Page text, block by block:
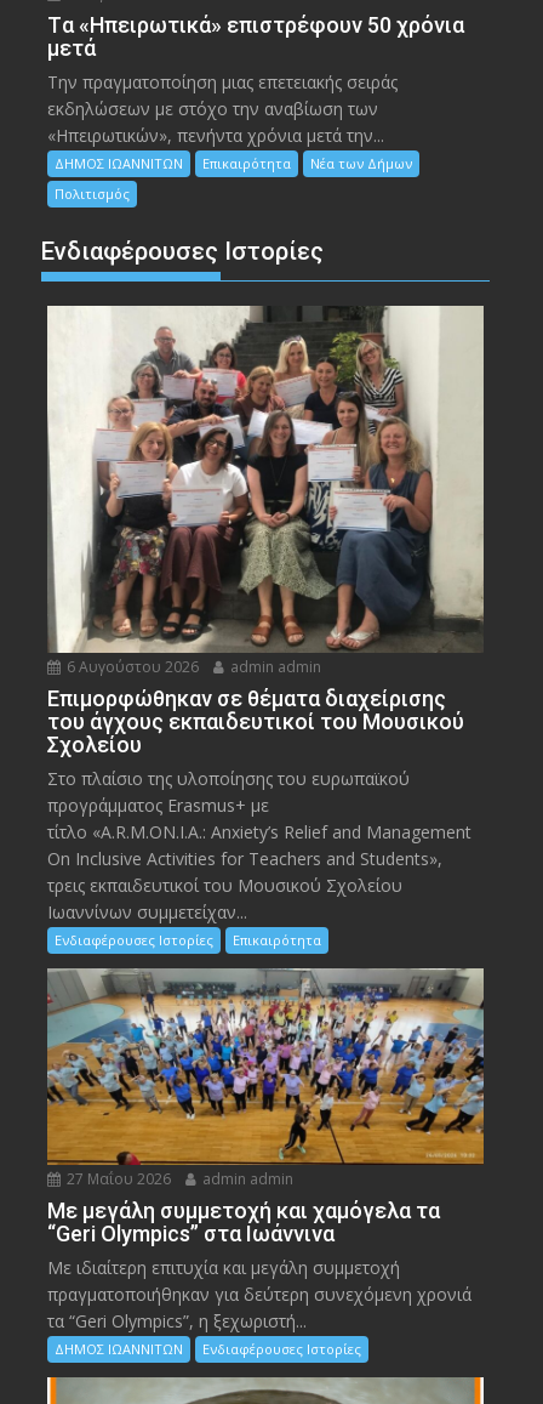
Tα «Ηπειρωτικά» επιστρέφουν 50 χρόνια
μετά
Την πραγματοποίηση μιας επετειακής σειράς
εκδηλώσεων με στόχο την αναβίωση των
«Ηπειρωτικών», πενήντα χρόνια μετά την...
ΔΗΜΟΣ ΙΩΑΝΝΙΤΩΝ Επικαιρότητα
Νέα των Δήμων
Πολιτισμός
Ενδιαφέρουσες Ιστορίες
6 Αυγούστου 2026 admin admin
Eπιμορφώθηκαν σε θέματα διαχείρισης
του άγχους εκπαιδευτικοί του Μουσικού
Σχολείου
Στο πλαίσιο της υλοποίησης του ευρωπαϊκού
προγράμματος Erasmus+ με
τίτλο «A.R.M.ON.I.A.: Anxiety’s Relief and Management
On Inclusive Activities for Teachers and Students»,
τρεις εκπαιδευτικοί του Μουσικού Σχολείου
Ιωαννίνων συμμετείχαν...
Ενδιαφέρουσες Ιστορίες Επικαιρότητα
27 Μαΐου 2026 admin admin
Με μεγάλη συμμετοχή και χαμόγελα τα
“Geri Olympics” στα Ιωάννινα
Με ιδιαίτερη επιτυχία και μεγάλη συμμετοχή
πραγματοποιήθηκαν για δεύτερη συνεχόμενη χρονιά
τα “Geri Olympics”, η ξεχωριστή...
ΔΗΜΟΣ ΙΩΑΝΝΙΤΩΝ Ενδιαφέρουσες Ιστορίες